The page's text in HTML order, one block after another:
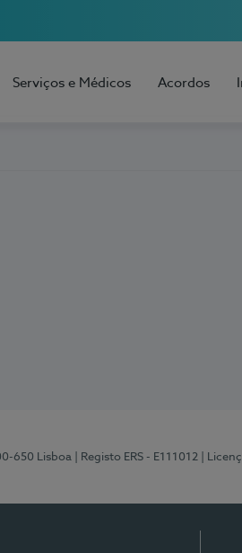
Serviços e Médicos Acordos
650 Lisboa | Registo ERS - E111012 |